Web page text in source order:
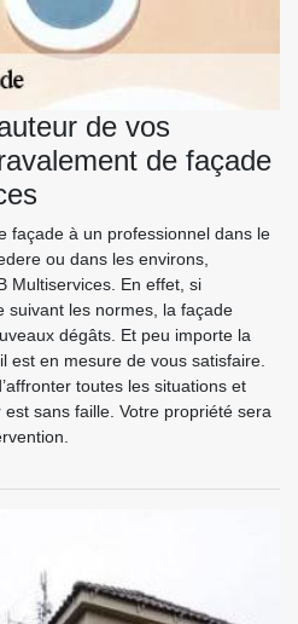
de vos
de façade
façade à un professionnel dans le
ou dans les environs,
Multiservices. En effet, si
suivant les normes, la façade
dégâts. Et peu importe la
est en mesure de vous satisfaire.
toutes les situations et
sans faille. Votre propriété sera